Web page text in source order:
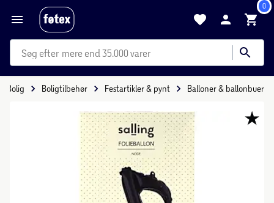
0
mere end 35.000 varer
Bolig Boligtilbehør Festartikler & pynt Balloner & ballonbuer